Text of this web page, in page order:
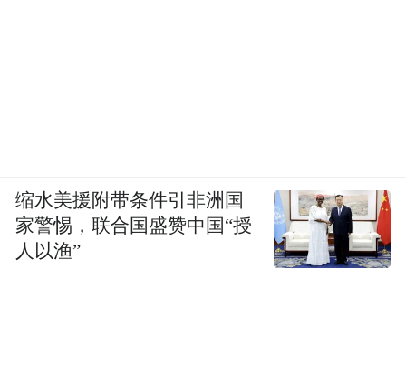
缩水美援附带条件引非洲国
家警惕，联合国盛赞中国“授
人以渔”